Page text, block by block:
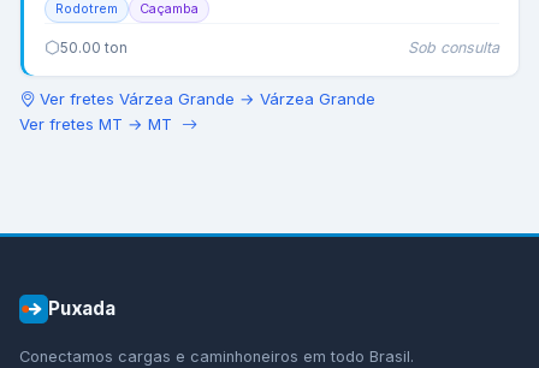
Rodotrem Caçamba
50.00 ton Sob consulta
Ver fretes Várzea Grande → Várzea Grande
Ver fretes MT → MT
Puxada
Conectamos cargas e caminhoneiros em todo Brasil.